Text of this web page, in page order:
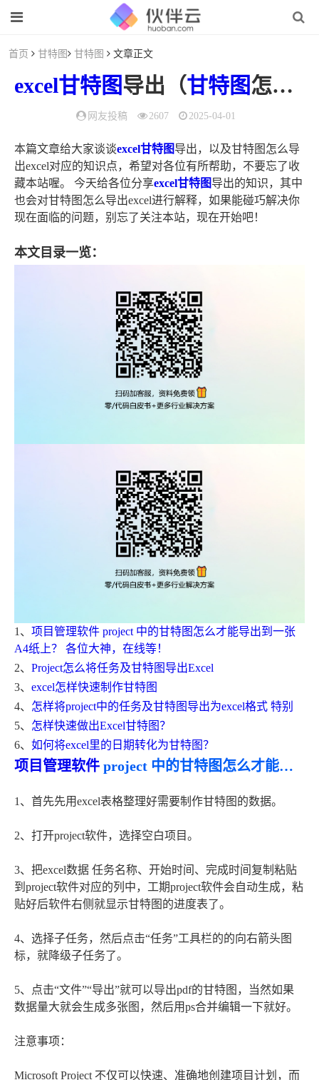
首页 甘特图 甘特图 文章正文
excel甘特图导出（甘特图怎么导出
网友投稿 2607 2025-04-01
本篇文章给大家谈谈excel甘特图导出，以及甘特图怎么导
出excel对应的知识点，希望对各位有所帮助，不要忘了收
藏本站喔。 今天给各位分享excel甘特图导出的知识，其中
也会对甘特图怎么导出excel进行解释，如果能碰巧解决你
现在面临的问题，别忘了关注本站，现在开始吧！
本文目录一览：
1、 项目管理软件 project 中的甘特图怎么才能导出到一张
A4纸上？ 各位大神，在线等！
2、 Project怎么将任务及甘特图导出Excel
3、 excel怎样快速制作甘特图
4、 怎样将project中的任务及甘特图导出为excel格式 特别
5、 怎样快速做出Excel甘特图？
6、 如何将excel里的日期转化为甘特图？
项目管理软件 project 中的甘特图怎么才能导出到一张A4纸上？ 各位大神，在线等！
1、首先先用excel表格整理好需要制作甘特图的数据。
2、打开project软件，选择空白项目。
3、把excel数据 任务名称、开始时间、完成时间复制粘贴
到project软件对应的列中，工期project软件会自动生成，粘
贴好后软件右侧就显示甘特图的进度表了。
4、选择子任务，然后点击“任务”工具栏的的向右箭头图
标，就降级子任务了。
5、点击“文件”“导出”就可以导出pdf的甘特图，当然如果
数据量大就会生成多张图，然后用ps合并编辑一下就好。
注意事项：
Microsoft Project 不仅可以快速、准确地创建项目计划，而